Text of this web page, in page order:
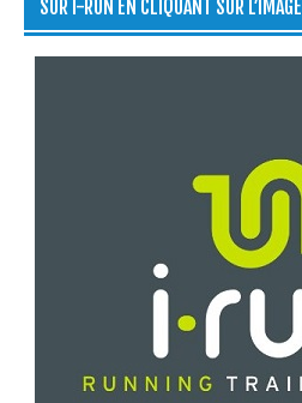
SUR I-RUN EN CLIQUANT SUR L’IMAGE